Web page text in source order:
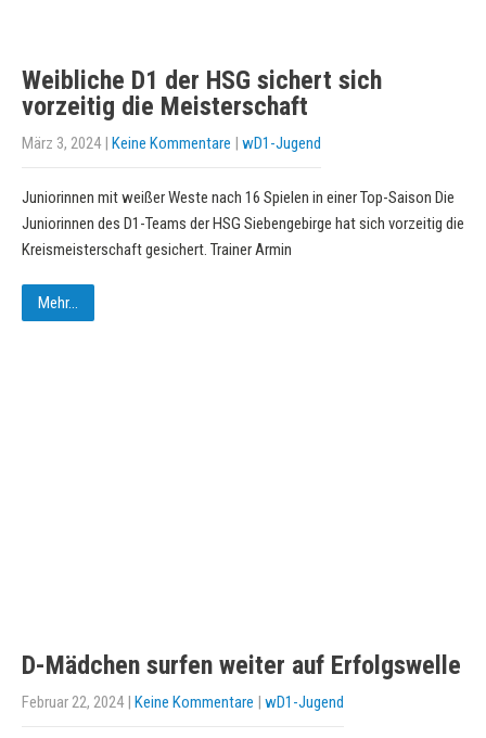
Weibliche D1 der HSG sichert sich
vorzeitig die Meisterschaft
März 3, 2024| Keine Kommentare | wD1-Jugend
Juniorinnen mit weißer Weste nach 16 Spielen in einer Top-Saison Die
Juniorinnen des D1-Teams der HSG Siebengebirge hat sich vorzeitig die
Kreismeisterschaft gesichert. Trainer Armin
Mehr...
D-Mädchen surfen weiter auf Erfolgswelle
Februar 22, 2024| Keine Kommentare | wD1-Jugend